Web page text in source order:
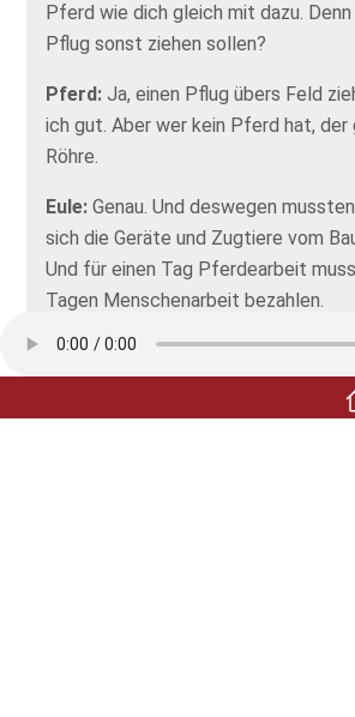
Pferd wie dich gleich mit dazu.
Pflug sonst ziehen sollen?
Pferd:Ja, einen Pflug übers Feld
ich gut. Aber wer kein Pferd hat, der
Röhre.
Eule:Genau. Und deswegen
sich die Geräte und Zugtiere vom
Und für einen Tag Pferdearbeit
Tagen Menschenarbeit bezahlen.
Pferd:Das ist kein guter Deal!
Genau. Das ist ziemlich